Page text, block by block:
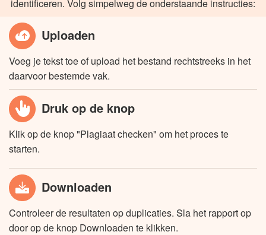
identificeren. Volg simpelweg de onderstaande instructies:
Uploaden
Voeg je tekst toe of upload het bestand rechtstreeks in het
daarvoor bestemde vak.
Druk op de knop
Klik op de knop "Plagiaat checken" om het proces te
starten.
Downloaden
Controleer de resultaten op duplicaties. Sla het rapport op
door op de knop Downloaden te klikken.